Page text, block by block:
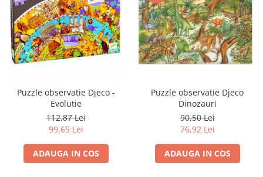
Puzzle observatie Djeco -
Evolutie
112,87 Lei
99,65 Lei
ADAUGA IN COS
Puzzle observatie Djeco
Dinozauri
90,50 Lei
76,92 Lei
ADAUGA IN COS